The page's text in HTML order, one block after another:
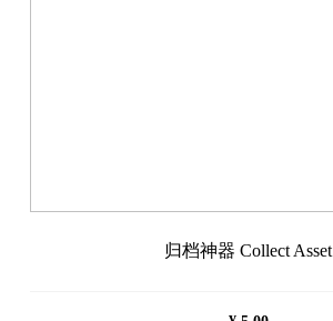
归档神器 Collect Asset